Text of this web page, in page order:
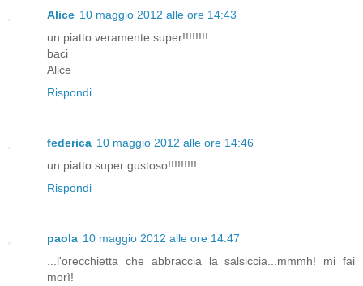
Alice 10 maggio 2012 alle ore 14:43
un piatto veramente super!!!!!!!!
baci
Alice
Rispondi
federica 10 maggio 2012 alle ore 14:46
un piatto super gustoso!!!!!!!!!
Rispondi
paola 10 maggio 2012 alle ore 14:47
...l'orecchietta che abbraccia la salsiccia...mmmh! mi fai
morì!